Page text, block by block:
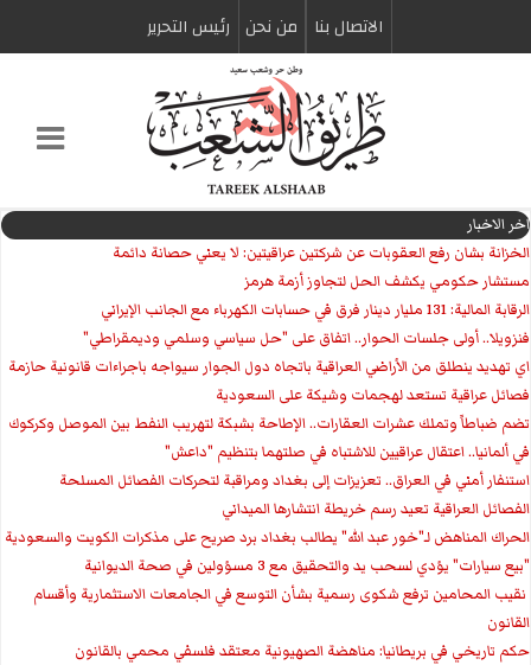
الاتصال بنا من نحن رئیس التحریر
اخر الاخبار
الخزانة بشان رفع العقوبات عن شركتين عراقيتين: لا يعني حصانة دائمة
مستشار حكومي يكشف الحل لتجاوز أزمة هرمز
الرقابة المالية: 131 مليار دينار فرق في حسابات الكهرباء مع الجانب الإيراني
فنزويلا.. أولى جلسات الحوار.. اتفاق على "حل سياسي وسلمي وديمقراطي"
اي تهديد ينطلق من الأراضي العراقية باتجاه دول الجوار سيواجه باجراءات قانونية حازمة
فصائل عراقية تستعد لهجمات وشيكة على السعودية
تضم ضباطاً وتملك عشرات العقارات.. الإطاحة بشبكة لتهريب النفط بين الموصل وكركوك
في ألمانيا.. اعتقال عراقيين للاشتباه في صلتهما بتنظيم "داعش"
استنفار أمني في العراق.. تعزيزات إلى بغداد ومراقبة لتحركات الفصائل المسلحة
الفصائل العراقية تعيد رسم خريطة انتشارها الميداني
الحراك المناهض لـ"خور عبد الله" يطالب بغداد برد صريح على مذكرات الكويت والسعودية
"بيع سيارات" يؤدي لسحب يد والتحقيق مع 3 مسؤولين في صحة الديوانية
‏ نقيب المحامين ترفع شكوى رسمية بشأن التوسع في الجامعات الاستثمارية وأقسام
القانون
حكم تاريخي في بريطانيا: مناهضة الصهيونية معتقد فلسفي محمي بالقانون